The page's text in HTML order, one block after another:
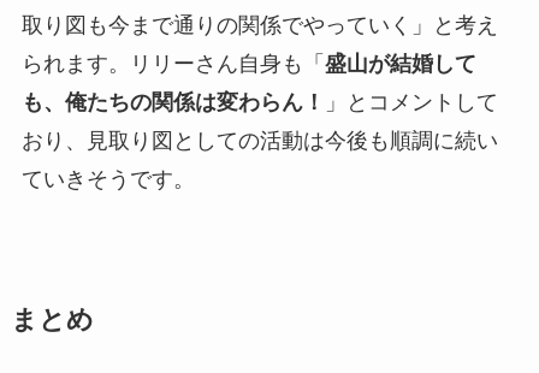
取り図も今まで通りの関係でやっていく」と考え
られます。リリーさん自身も「 盛山が結婚して
も、俺たちの関係は変わらん！
」とコメントして
おり、見取り図としての活動は今後も順調に続い
ていきそうです。
まとめ